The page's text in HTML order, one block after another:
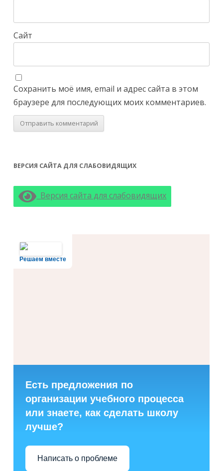
Сайт
Сохранить моё имя, email и адрес сайта в этом
браузере для последующих моих комментариев.
ВЕРСИЯ САЙТА ДЛЯ СЛАБОВИДЯЩИХ
Версия сайта для слабовидящих
Решаем вместе
Есть предложения по
организации учебного процесса
или знаете, как сделать школу
лучше?
Написать о проблеме